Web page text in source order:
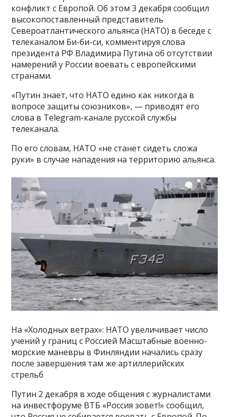
конфликт с Европой. Об этом 3 декабря сообщил
высокопоставленный представитель
Североатлантического альянса (НАТО) в беседе с
телеканалом Би-би-си, комментируя слова
президента РФ Владимира Путина об отсутствии
намерений у России воевать с европейскими
странами.
«Путин знает, что НАТО едино как никогда в
вопросе защиты союзников», — приводят его
слова в Telegram-канале русской службы
телеканала.
По его словам, НАТО «не станет сидеть сложа
руки» в случае нападения на территорию альянса.
На «Холодных ветрах»: НАТО увеличивает число
учений у границ с Россией Масштабные военно-
морские маневры в Финляндии начались сразу
после завершения там же артиллерийских
стрельб
Путин 2 декабря в ходе общения с журналистами
на инвестфоруме ВТБ «Россия зовет!» сообщил,